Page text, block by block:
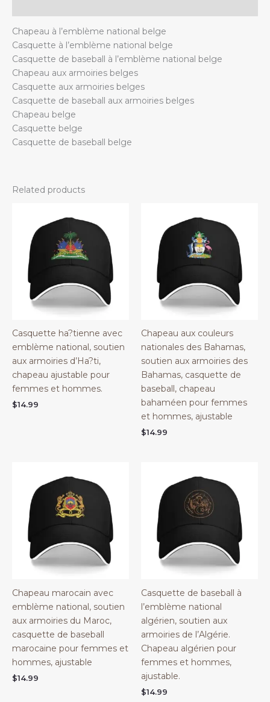
Chapeau à l’emblème national belge
Casquette à l’emblème national belge
Casquette de baseball à l’emblème national belge
Chapeau aux armoiries belges
Casquette aux armoiries belges
Casquette de baseball aux armoiries belges
Chapeau belge
Casquette belge
Casquette de baseball belge
Related products
Casquette ha?tienne avec
emblème national, soutien
aux armoiries d’Ha?ti,
chapeau ajustable pour
femmes et hommes.
$14.99
Chapeau aux couleurs
nationales des Bahamas,
soutien aux armoiries des
Bahamas, casquette de
baseball, chapeau
bahaméen pour femmes
et hommes, ajustable
$14.99
Chapeau marocain avec
emblème national, soutien
aux armoiries du Maroc,
casquette de baseball
marocaine pour femmes et
hommes, ajustable
$14.99
Casquette de baseball à
l’emblème national
algérien, soutien aux
armoiries de l’Algérie.
Chapeau algérien pour
femmes et hommes,
ajustable.
$14.99